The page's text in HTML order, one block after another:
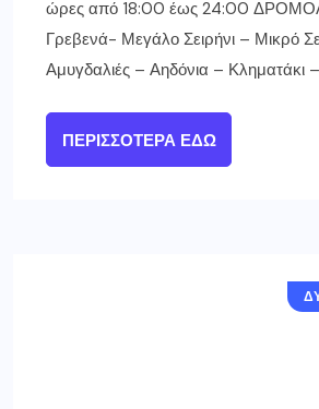
ώρες από 18:00 έως 24:00
Γρεβενά- Μεγάλο Σειρήνι – Μικρό
Αμυγδαλιές – Αηδόνια – Κληματάκι
ΠΕΡΙΣΣΌΤΕΡΑ ΕΔΏ